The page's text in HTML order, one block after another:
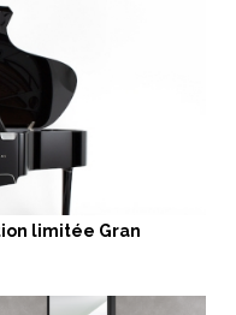
limitée Gran